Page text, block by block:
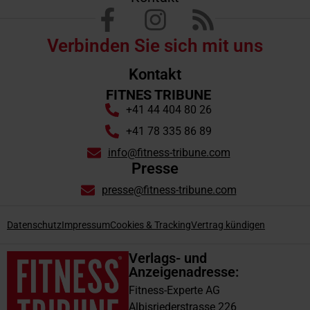
Verlags- und
Anzeigenadresse:
Fitness-Experte AG
Albisriederstrasse 226
Kontakt
FITNES TRIBUNE
+41 44 404 80 26
+41 78 335 86 89
info@fitness-tribune.com
Presse
presse@fitness-tribune.com
Verbinden Sie sich mit uns
DatenschutzImpressumCookies & TrackingVertrag kündigen